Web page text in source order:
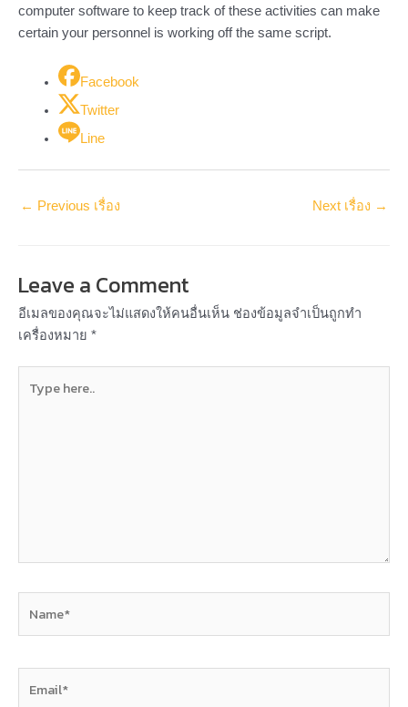
computer software to keep track of these activities can make
certain your personnel is working off the same script.
Facebook
Twitter
Line
← Previous เรื่อง Next เรื่อง →
Leave a Comment
อีเมลของคุณจะไม่แสดงให้คนอื่นเห็น ช่องข้อมูลจำเป็นถูกทำ
เครื่องหมาย *
here..